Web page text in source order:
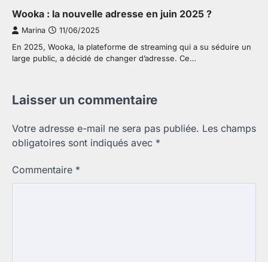
Wooka : la nouvelle adresse en juin 2025 ?
Marina 11/06/2025
En 2025, Wooka, la plateforme de streaming qui a su séduire un
large public, a décidé de changer d’adresse. Ce…
Laisser un commentaire
Votre adresse e-mail ne sera pas publiée. Les champs
obligatoires sont indiqués avec *
Commentaire *